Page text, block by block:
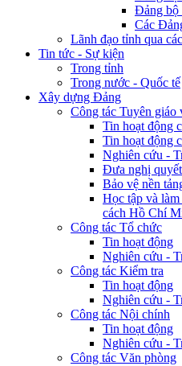
Đảng bộ
Các
Lãnh đạo tỉnh qua
Tin tức - Sự kiện
Trong tỉnh
Trong nước - Quốc tế
Xây dựng Đảng
Công tác Tuyên giáo
Tin hoạt động
Tin hoạt động
Nghiên cứu -
Đưa nghị
Bảo vệ nền
Học tập và
cách Hồ Chí
Công tác Tổ chức
Tin hoạt động
Nghiên cứu -
Công tác Kiểm tra
Tin hoạt động
Nghiên cứu -
Công tác Nội chính
Tin hoạt động
Nghiên cứu -
Công tác Văn phòng